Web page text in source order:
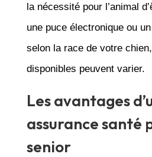
la nécessité pour l’animal
une puce électronique ou
selon la race de votre
disponibles peuvent varier.
Les avantages
assurance santé
senior